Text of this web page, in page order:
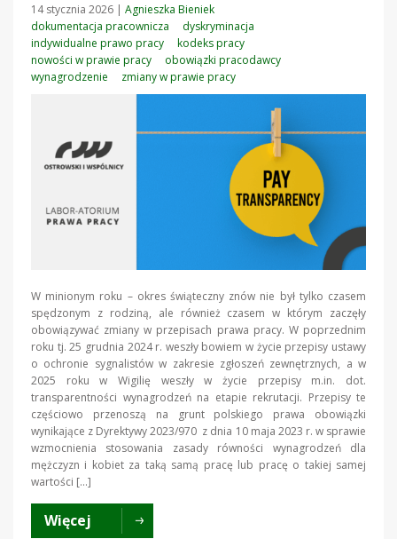
14 stycznia 2026 | Agnieszka Bieniek
dokumentacja pracownicza
dyskryminacja
indywidualne prawo pracy
kodeks pracy
nowości w prawie pracy
obowiązki pracodawcy
wynagrodzenie
zmiany w prawie pracy
W minionym roku – okres świąteczny znów nie był tylko czasem
spędzonym z rodziną, ale również czasem w którym zaczęły
obowiązywać zmiany w przepisach prawa pracy. W poprzednim
roku tj. 25 grudnia 2024 r. weszły bowiem w życie przepisy ustawy
o ochronie sygnalistów w zakresie zgłoszeń zewnętrznych, a w
2025 roku w Wigilię weszły w życie przepisy m.in. dot.
transparentności wynagrodzeń na etapie rekrutacji. Przepisy te
częściowo przenoszą na grunt polskiego prawa obowiązki
wynikające z Dyrektywy 2023/970 z dnia 10 maja 2023 r. w sprawie
wzmocnienia stosowania zasady równości wynagrodzeń dla
mężczyzn i kobiet za taką samą pracę lub pracę o takiej samej
wartości […]
Więcej